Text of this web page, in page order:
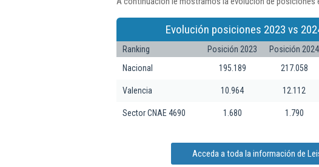
Evolución posiciones 2023 vs
Ranking Posición 2023 Posición 2024
Nacional
195.189 217.058
Valencia 10.964 12.112
Sector CNAE 4690 1.680 1.790
Acceda a toda la información de